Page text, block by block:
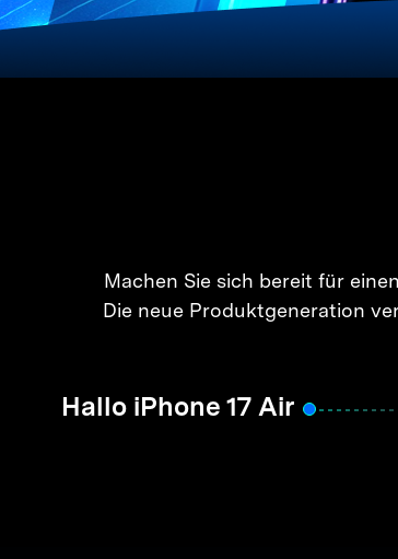
Machen Sie sich bereit für
Die neue Produktgeneration
Hallo iPhone 17 Air